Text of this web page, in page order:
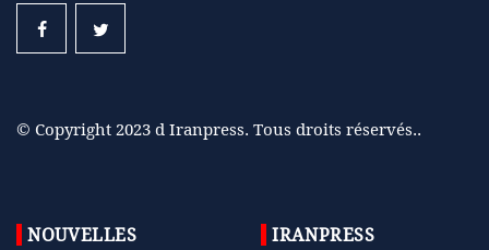
© Copyright 2023 d Iranpress. Tous droits réservés..
NOUVELLES IRANPRESS